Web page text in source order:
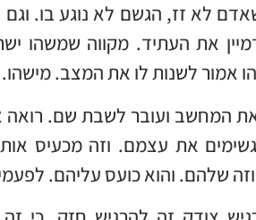
לא זז, הגשם לא נוגע בו.
את העתיד. מקווה שמשהו
אמור לשנות לו את המצב.
המחשב ועובר לשבת שם. רואה
את עצמם. וזה מכעיס
שלהם. והוא כועס עליהם.